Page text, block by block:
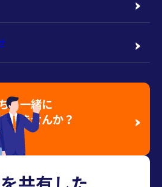
と一緒に
きませんか？
見る